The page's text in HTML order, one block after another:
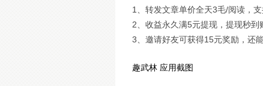
1、转发文章单价全天3毛/阅读，
2、收益永久满5元提现，提现秒
3、邀请好友可获得15元奖励，还
趣武林 应用截图